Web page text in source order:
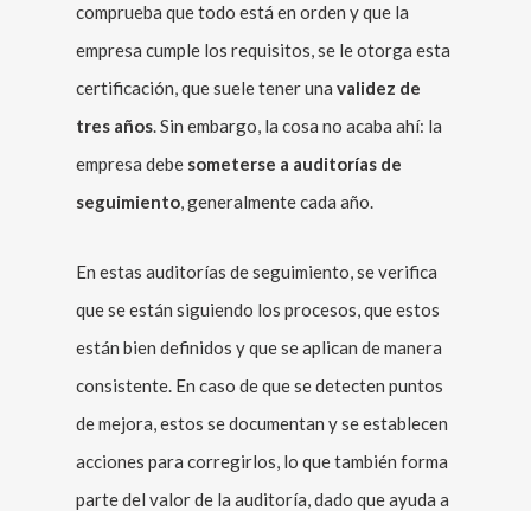
comprueba que todo está en orden y que la
empresa cumple los requisitos, se le otorga esta
certificación, que suele tener una validez de
tres años. Sin embargo, la cosa no acaba ahí: la
empresa debe someterse a auditorías de
seguimiento, generalmente cada año.
En estas auditorías de seguimiento, se verifica
que se están siguiendo los procesos, que estos
están bien definidos y que se aplican de manera
consistente. En caso de que se detecten puntos
de mejora, estos se documentan y se establecen
acciones para corregirlos, lo que también forma
parte del valor de la auditoría, dado que ayuda a